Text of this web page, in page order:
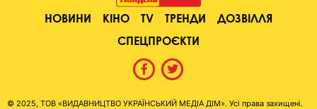
НОВИНИ КІНО TV ТРЕНДИ
ДОЗВІЛЛЯ
СПЕЦПРОЄКТИ
© 2025, ТОВ «ВИДАВНИЦТВО УКРАЇНСЬКИЙ МЕДІА ДІМ». Усі права захищені.